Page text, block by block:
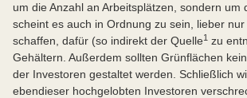
um die Anzahl an Arbeitsplätzen, sondern um
scheint es auch in Ordnung zu sein, lieber
schaffen, dafür (so indirekt der Quelle1 zu
Gehältern. Außerdem sollten Grünflächen
der Investoren gestaltet werden. Schließlich
ebendieser hochgelobten Investoren